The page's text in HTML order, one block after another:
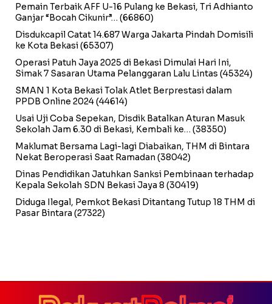
Pemain Terbaik AFF U-16 Pulang ke Bekasi, Tri Adhianto
Ganjar “Bocah Cikunir”… (66860)
Disdukcapil Catat 14.687 Warga Jakarta Pindah Domisili
ke Kota Bekasi(65307)
Operasi Patuh Jaya 2025 di Bekasi Dimulai Hari Ini,
Simak 7 Sasaran Utama Pelanggaran Lalu Lintas (45324)
SMAN 1 Kota Bekasi Tolak Atlet Berprestasi dalam
PPDB Online 2024(44614)
Usai Uji Coba Sepekan, Disdik Batalkan Aturan Masuk
Sekolah Jam 6.30 di Bekasi, Kembali ke… (38350)
Maklumat Bersama Lagi-lagi Diabaikan, THM di Bintara
Nekat Beroperasi Saat Ramadan (38042)
Dinas Pendidikan Jatuhkan Sanksi Pembinaan terhadap
Kepala Sekolah SDN Bekasi Jaya 8 (30419)
Diduga Ilegal, Pemkot Bekasi Ditantang Tutup 18 THM di
Pasar Bintara (27322)